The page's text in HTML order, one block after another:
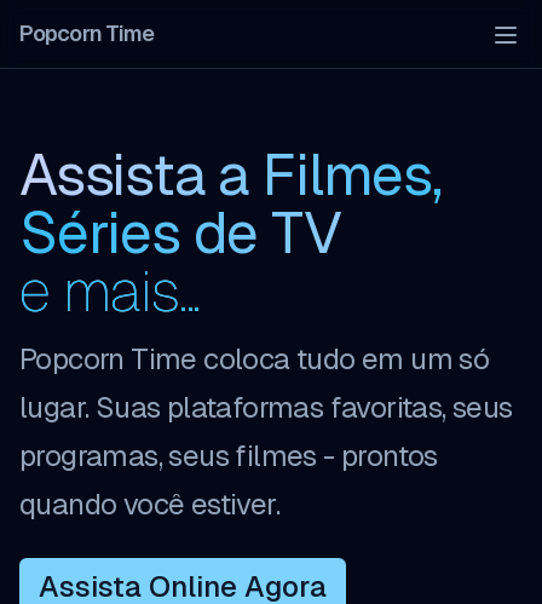
Popcorn Time
Assista a Filmes,
Séries de TV
e mais...
Popcorn Time coloca tudo em um só
lugar. Suas plataformas favoritas, seus
programas, seus filmes - prontos
quando você estiver.
Assista Online Agora